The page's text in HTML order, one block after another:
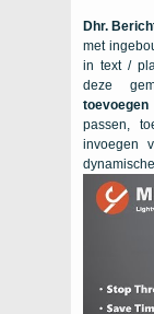
Dhr.
met
in text /
deze
toevoegen
passen,
invoegen